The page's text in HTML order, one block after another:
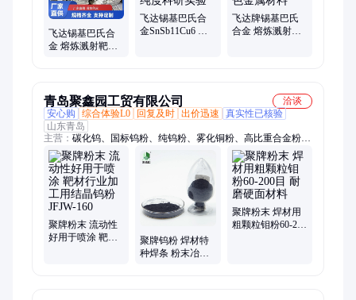
飞达锡基巴氏合
金 熔炼溅射靶材
飞达锡基巴氏合
金SnSb11Cu6 熔
飞达牌锡基巴氏
合金 熔炼溅射靶
青岛聚鑫园工贸有限公司
洽谈
安心购
综合体验L0 回复及时 出价迅速
真实性已核验
山东青岛
主营： 碳化钨、国标钨粉、纯钨粉、雾化铜粉、高比重合金粉、
钼粉、树脂钨、钴粉末、钨铁粉、钼铁粉、氧化钨、氧化钴、着
色剂、金属粉、金属等离子热喷涂粉、耐磨焊丝、特种焊材、特
种焊条、粗晶钨粉、球形粉、金属雾化粉、钨助熔剂、粗颗粒钨
粉、难熔金属粉
聚牌粉末 流动性
好用于喷涂 靶材
聚牌钨粉 焊材特
种焊条 粉末冶金
聚牌粉末 焊材用
粗颗粒钼粉60-200